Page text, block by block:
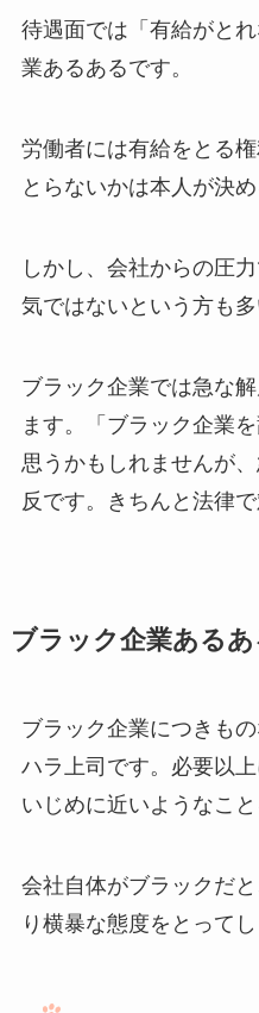
待遇面では「有給がと
業あるあるです。
労働者には有給をとる
とらないかは本人が決
しかし、会社からの圧
気ではないという方も多
ブラック企業では急な
ます。「ブラック企業
思うかもしれませんが
反です。きちんと法律で
ブラック企業ある
ブラック企業につきも
ハラ上司です。必要以
いじめに近いようなこと
会社自体がブラックだ
り横暴な態度をとって